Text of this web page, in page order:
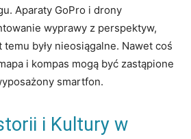
Aparaty GoPro i drony
wyprawy z perspektyw,
były nieosiągalne. Nawet coś
i kompas mogą być zastąpione
smartfon.
i Kultury w